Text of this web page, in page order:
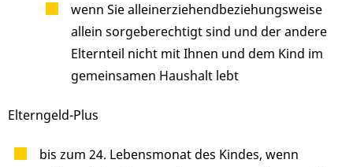
wenn Sie alleinerziehendbeziehungsweise
allein sorgeberechtigt sind und der andere
Elternteil nicht mit Ihnen und dem Kind im
gemeinsamen Haushalt lebt
Elterngeld-Plus
bis zum 24. Lebensmonat des Kindes, wenn